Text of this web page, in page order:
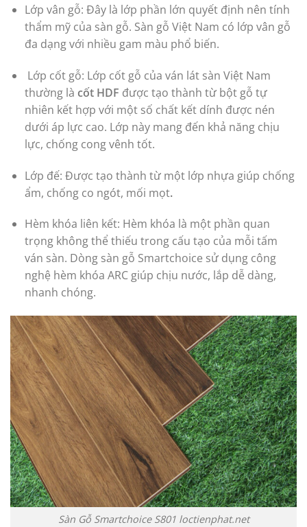
Lớp vân gỗ: Đây là lớp phần lớn quyết định nên tính
thẩm mỹ của sàn gỗ. Sàn gỗ Việt Nam có lớp vân gỗ
đa dạng với nhiều gam màu phổ biến.
Lớp cốt gỗ: Lớp cốt gỗ của ván lát sàn Việt Nam
thường là cốt HDF được tạo thành từ bột gỗ tự
nhiên kết hợp với một số chất kết dính được nén
dưới áp lực cao. Lớp này mang đến khả năng chịu
lực, chống cong vênh tốt.
Lớp đế: Được tạo thành từ một lớp nhựa giúp chống
ẩm, chống co ngót, mối mọt.
Hèm khóa liên kết: Hèm khóa là một phần quan
trọng không thể thiếu trong cấu tạo của mỗi tấm
ván sàn. Dòng sàn gỗ Smartchoice sử dụng công
nghệ hèm khóa ARC giúp chịu nước, lắp dễ dàng,
nhanh chóng.
Sàn Gỗ Smartchoice S801 loctienphat.net